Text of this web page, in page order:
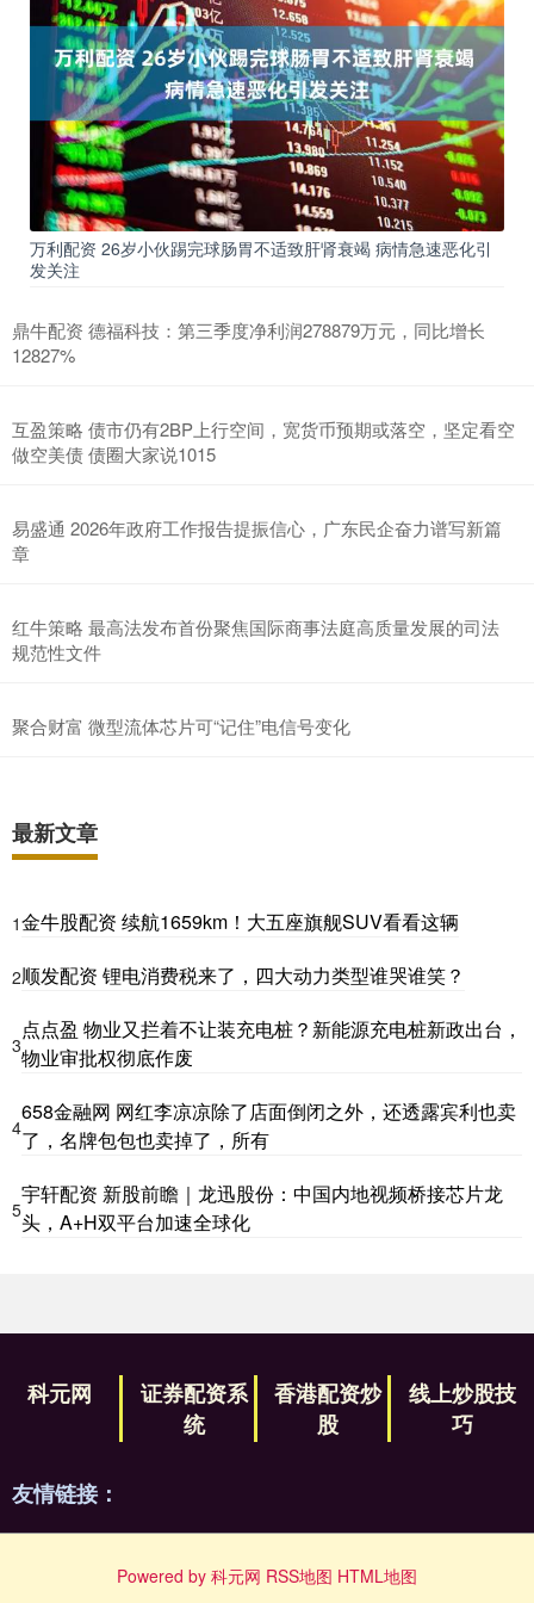
万利配资 26岁小伙踢完球肠胃不适致肝肾衰竭 病情急速恶化引
发关注
鼎牛配资 德福科技：第三季度净利润278879万元，同比增长
12827%
互盈策略 债市仍有2BP上行空间，宽货币预期或落空，坚定看空
做空美债 债圈大家说1015
易盛通 2026年政府工作报告提振信心，广东民企奋力谱写新篇
章
红牛策略 最高法发布首份聚焦国际商事法庭高质量发展的司法
规范性文件
聚合财富 微型流体芯片可“记住”电信号变化
最新文章
1金牛股配资 续航1659km！大五座旗舰SUV看看这辆
2顺发配资 锂电消费税来了，四大动力类型谁哭谁笑？
3
点点盈 物业又拦着不让装充电桩？新能源充电桩新政出台，
物业审批权彻底作废
4
658金融网 网红李凉凉除了店面倒闭之外，还透露宾利也卖
了，名牌包包也卖掉了，所有
5
宇轩配资 新股前瞻｜龙迅股份：中国内地视频桥接芯片龙
头，A+H双平台加速全球化
科元网
证券配资系
统
香港配资炒
股
线上炒股技
巧
友情链接：
Powered by 科元网 RSS地图 HTML地图